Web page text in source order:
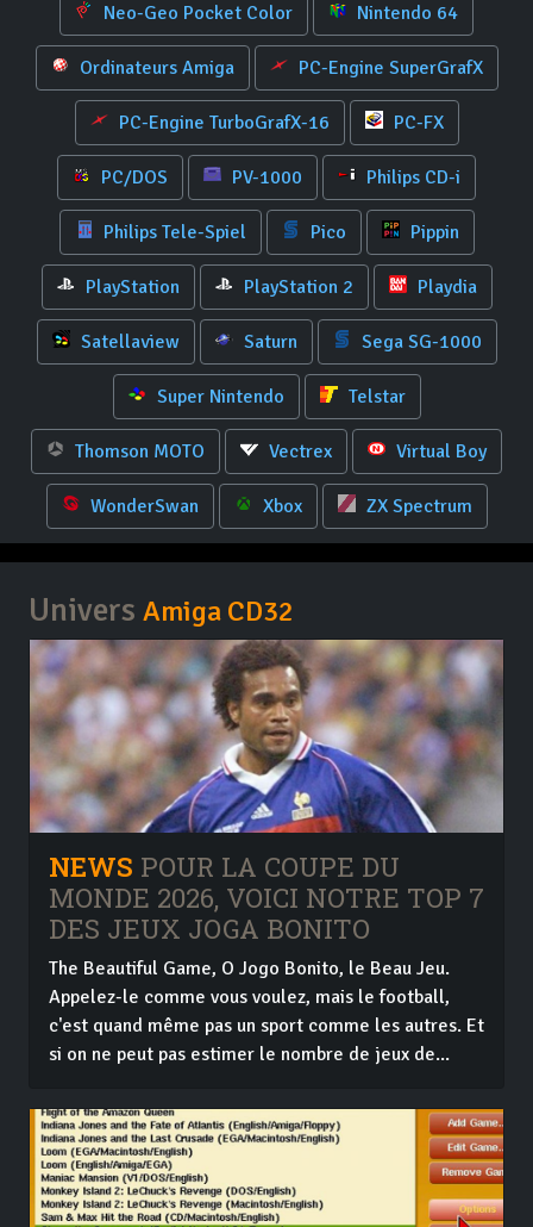
Neo-Geo Pocket Color Nintendo 64
Ordinateurs Amiga PC-Engine SuperGrafX
PC-Engine TurboGrafX-16 PC-FX
PC/DOS PV-1000 Philips CD-i
Philips Tele-Spiel Pico Pippin
PlayStation PlayStation 2 Playdia
Satellaview Saturn Sega SG-1000
Super Nintendo Telstar
Thomson MOTO Vectrex Virtual Boy
WonderSwan Xbox ZX Spectrum
Univers Amiga CD32
NEWS POUR LA COUPE DU
MONDE 2026, VOICI NOTRE TOP 7
DES JEUX JOGA BONITO
The Beautiful Game, O Jogo Bonito, le Beau Jeu.
Appelez-le comme vous voulez, mais le football,
c'est quand même pas un sport comme les autres. Et
si on ne peut pas estimer le nombre de jeux de...